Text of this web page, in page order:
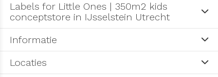
Labels for Little Ones | 350m2 kids
conceptstore in IJsselstein Utrecht
Informatie
Locaties